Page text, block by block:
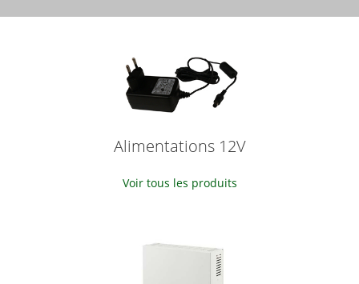
Contact
Alimentations 12V
Voir tous les produits